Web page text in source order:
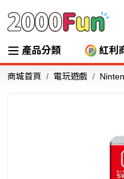
產品分類 紅利
商城首頁 電玩遊戲